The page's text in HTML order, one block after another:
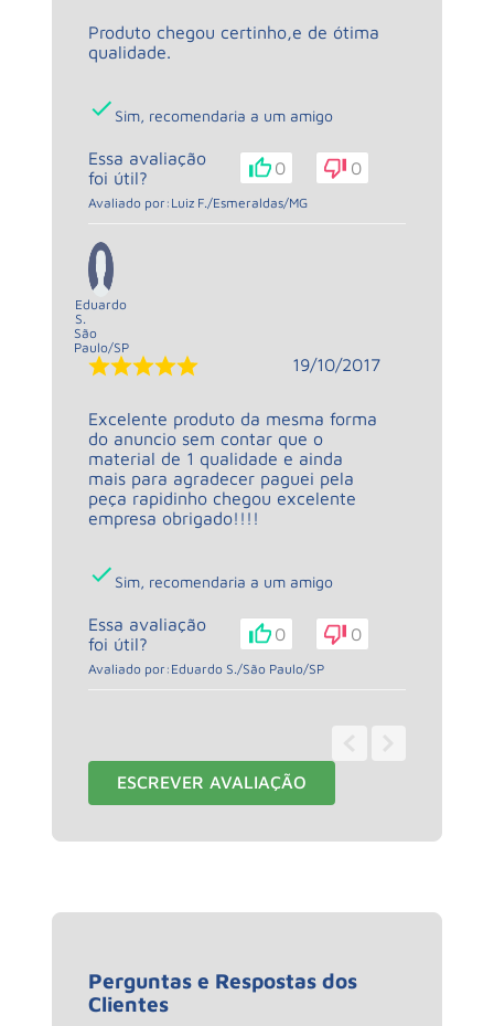
Produto chegou certinho,e de ótima
qualidade.
Sim, recomendaria a um amigo
Essa avaliação
foi útil?
0 0
Avaliado por: Luiz F./Esmeraldas/MG
Eduardo
S.
São
Paulo/SP
19/10/2017
Excelente produto da mesma forma
do anuncio sem contar que o
material de 1 qualidade e ainda
mais para agradecer paguei pela
peça rapidinho chegou excelente
empresa obrigado!!!!
Sim, recomendaria a um amigo
Essa avaliação
foi útil?
0 0
Avaliado por: Eduardo S./São Paulo/SP
ESCREVER AVALIAÇÃO
Perguntas e Respostas dos
Clientes